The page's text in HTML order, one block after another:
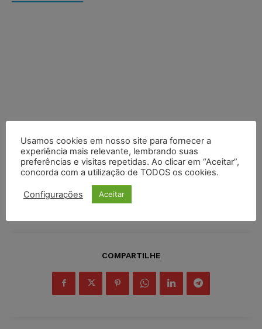
COMPARTILHE
Usamos cookies em nosso site para fornecer a
experiência mais relevante, lembrando suas
preferências e visitas repetidas. Ao clicar em “Aceitar”,
concorda com a utilização de TODOS os cookies.
Configurações Aceitar